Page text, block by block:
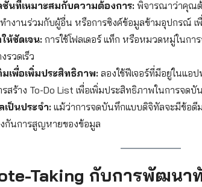
ชันที่เหมาะสมกับความต้องการ:พิจารณาว่าคุณต้อ
ำงานร่วมกับผู้อื่น หรือการซิงค์ข้อมูลข้ามอุปกรณ์ เ
ห้ชัดเจน:การใช้โฟลเดอร์ แท็ก หรือหมวดหมู่ในก
รวดเร็ว
มเพื่อเพิ่มประสิทธิภาพ:ลองใช้ฟีเจอร์ที่มีอยู่ในแอ
สร้าง To-Do List เพื่อเพิ่มประสิทธิภาพในการจดบั
เป็นประจำ:แม้ว่าการจดบันทึกแบบดิจิทัลจะมีข้อดีม
กันการสูญหายของข้อมูล
Taking กับการพัฒนา